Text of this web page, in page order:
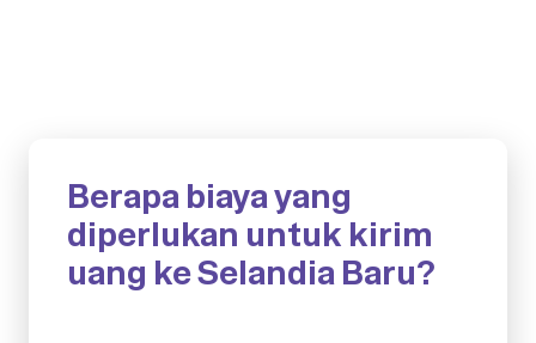
Berapa biaya yang
diperlukan untuk kirim
uang ke Selandia Baru?